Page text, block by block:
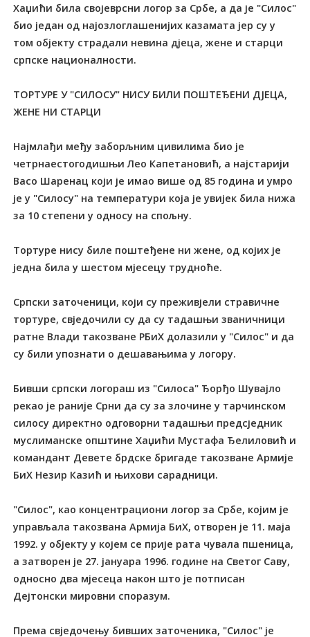
Хаџићи била својеврсни логор за Србе, а да је "Силос"
био један од најозлоглашенијих казамата јер су у
том објекту страдали невина дјеца, жене и старци
српске националности.
ТОРТУРЕ У "СИЛОСУ" НИСУ БИЛИ ПОШТЕЂЕНИ ДЈЕЦА,
ЖЕНЕ НИ СТАРЦИ
Најмлађи међу заборљним цивилима био је
четрнаестогодишњи Лео Капетановић, а најстарији
Васо Шаренац који је имао више од 85 година и умро
је у "Силосу" на температури која је увијек била нижа
за 10 степени у односу на спољну.
Тортуре нису биле поштеђене ни жене, од којих је
једна била у шестом мјесецу трудноће.
Српски заточеници, који су преживјели стравичне
тортуре, свједочили су да су тадашњи званичници
ратне Влади такозване РБиХ долазили у "Силос" и да
су били упознати о дешавањима у логору.
Бивши српски логораш из "Силоса" Ђорђо Шувајло
рекао је раније Срни да су за злочине у тарчинском
силосу директно одговорни тадашњи предсједник
муслиманске општине Хаџићи Мустафа Ђелиловић и
командант Девете брдске бригаде такозване Армије
БиХ Незир Казић и њихови сарадници.
"Силос", као концентрациони логор за Србе, којим је
управљала такозвана Армија БиХ, отворен је 11. маја
1992. у објекту у којем се прије рата чувала пшеница,
а затворен је 27. јануара 1996. године на Светог Саву,
односно два мјесеца након што је потписан
Дејтонски мировни споразум.
Према свједочењу бивших заточеника, "Силос" је